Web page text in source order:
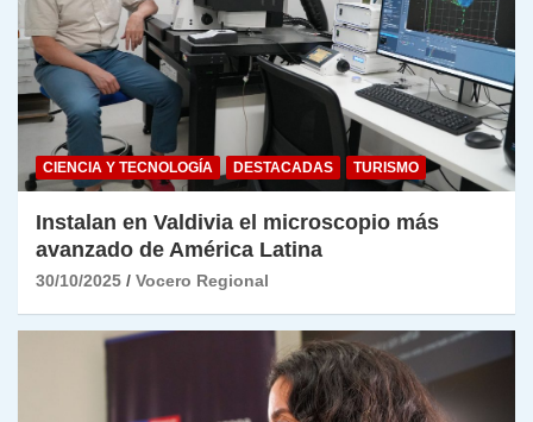
CIENCIA Y TECNOLOGÍA DESTACADAS TURISMO
Instalan en Valdivia el microscopio más
avanzado de América Latina
30/10/2025 Vocero Regional